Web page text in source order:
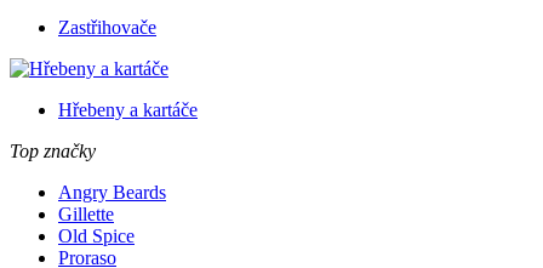
Zastřihovače
Hřebeny a kartáče
Top značky
Angry Beards
Gillette
Old Spice
Proraso